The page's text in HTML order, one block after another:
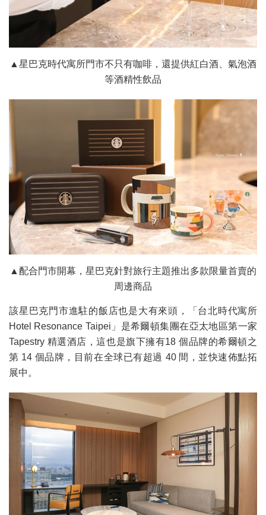
▲星巴克時代寓所門市不只有咖啡，還提供紅白酒、氣泡酒
等酒精性飲品
▲配合門市開幕，星巴克針對旅行主題推出多款限量首賣的
周邊商品
該星巴克門市進駐的飯店也是大有來頭，「台北時代寓所
Hotel Resonance Taipei」是希爾頓集團在亞太地區第一家
Tapestry 精選酒店，這也是旗下擁有18 個品牌的希爾頓之
第 14 個品牌，目前在全球已有超過 40 間，並快速佈點拓
展中。